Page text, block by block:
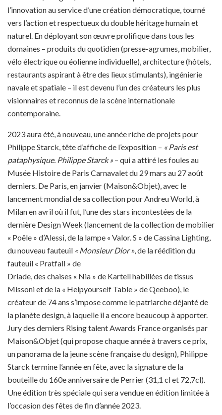
l’innovation au service d’une création démocratique, tourné
vers l’action et respectueux du double héritage humain et
naturel. En déployant son œuvre prolifique dans tous les
domaines – produits du quotidien (presse-agrumes, mobilier,
vélo électrique ou éolienne individuelle), architecture (hôtels,
restaurants aspirant à être des lieux stimulants), ingénierie
navale et spatiale – il est devenu l’un des créateurs les plus
visionnaires et reconnus de la scène internationale
contemporaine.
2023 aura été, à nouveau, une année riche de projets pour
Philippe Starck, tête d’affiche de l’exposition – « Paris est
pataphysique. Philippe Starck »– qui a attiré les foules au
Musée Histoire de Paris Carnavalet du 29 mars au 27 août
derniers. De Paris, en janvier (Maison&Objet), avec le
lancement mondial de sa collection pour Andreu World, à
Milan en avril où il fut, l’une des stars incontestées de la
dernière Design Week (lancement de la collection de mobilier
« Poêle » d’Alessi, de la lampe « Valor. S » de Cassina Lighting,
du nouveau fauteuil « Monsieur Dior », de la réédition du
fauteuil « Pratfall » de
Driade, des chaises « Nia » de Kartell habillées de tissus
Missoni et de la « Helpyourself Table » de Qeeboo), le
créateur de 74 ans s’impose comme le patriarche déjanté de
la planète design, à laquelle il a encore beaucoup à apporter.
Jury des derniers Rising talent Awards France organisés par
Maison&Objet (qui propose chaque année à travers ce prix,
un panorama de la jeune scène française du design), Philippe
Starck termine l’année en fête, avec la signature de la
bouteille du 160e anniversaire de Perrier (31,1 cl et 72,7cl).
Une édition très spéciale qui sera vendue en édition limitée à
l’occasion des fêtes de fin d’année 2023.